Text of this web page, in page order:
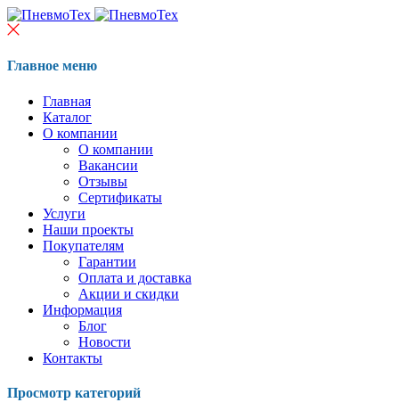
Главное меню
Главная
Каталог
О компании
О компании
Вакансии
Отзывы
Сертификаты
Услуги
Наши проекты
Покупателям
Гарантии
Оплата и доставка
Акции и скидки
Информация
Блог
Новости
Контакты
Просмотр категорий